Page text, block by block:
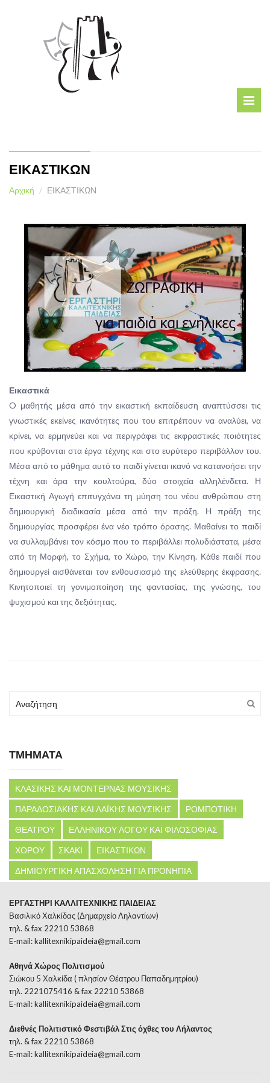
ΕΙΚΑΣΤΙΚΩΝ
Αρχική ΕΙΚΑΣΤΙΚΩΝ
Εικαστικά
O μαθητής μέσα από την εικαστική εκπαίδευση αναπτύσσει τις
γνωστικές εκείνες ικανότητες που του επιτρέπουν να αναλύει, να
κρίνει, να ερμηνεύει και να περιγράφει τις εκφραστικές ποιότητες
που κρύβονται στα έργα τέχνης και στο ευρύτερο περιβάλλον του.
Μέσα από το μάθημα αυτό το παιδί γίνεται ικανό να κατανοήσει την
τέχνη και άρα την κουλτούρα, δύο στοιχεία αλληλένδετα. Η
Εικαστική Αγωγή επιτυγχάνει τη μύηση του νέου ανθρώπου στη
δημιουργική διαδικασία μέσα από την πράξη. Η πράξη της
δημιουργίας προσφέρει ένα νέο τρόπο όρασης. Μαθαίνει το παιδί
να συλλαμβάνει τον κόσμο που το περιβάλλει πολυδιάστατα, μέσα
από τη Μορφή, το Σχήμα, το Χώρο, την Κίνηση. Κάθε παιδί που
δημιουργεί αισθάνεται τον ενθουσιασμό της ελεύθερης έκφρασης.
Κινητοποιεί τη γονιμοποίηση της φαντασίας, της γνώσης, του
ψυχισμού και της δεξιότητας.
ΤΜΗΜΑΤΑ
ΚΛΑΣΙΚΗΣ ΚΑΙ ΜΟΝΤΕΡΝΑΣ ΜΟΥΣΙΚΗΣ
ΠΑΡΑΔΟΣΙΑΚΗΣ ΚΑΙ ΛΑΪΚΗΣ ΜΟΥΣΙΚΗΣ
ΡΟΜΠΟΤΙΚΗ
ΘΕΑΤΡΟΥ
ΕΛΛΗΝΙΚΟΥ ΛΟΓΟΥ ΚΑΙ ΦΙΛΟΣΟΦΙΑΣ
ΧΟΡΟΥ
ΣΚΑΚΙ
ΕΙΚΑΣΤΙΚΩΝ
ΔΗΜΙΟΥΡΓΙΚΗ ΑΠΑΣΧΟΛΗΣΗ ΓΙΑ ΠΡΟΝΗΠΙΑ
ΕΡΓΑΣΤΗΡΙ ΚΑΛΛΙΤΕΧΝΙΚΗΣ ΠΑΙΔΕΙΑΣ
Βασιλικό Χαλκίδας (Δημαρχείο Ληλαντίων)
τηλ. & fax 22210 53868
E-mail:kallitexnikipaideia@gmail.com
Αθηνά Χώρος Πολιτισμού
Σιώκου 5 Χαλκίδα ( πλησίον Θέατρου Παπαδημητρίου)
τηλ. 2221075416 & fax 22210 53868
E-mail:kallitexnikipaideia@gmail.com
Διεθνές Πολιτιστικό Φεστιβάλ Στις όχθες του Λήλαντος
τηλ. & fax 22210 53868
E-mail:kallitexnikipaideia@gmail.com